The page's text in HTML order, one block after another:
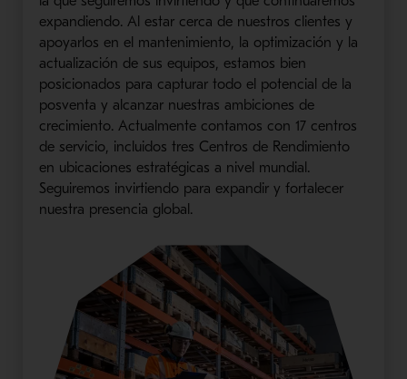
expandiendo. Al estar cerca de nuestros clientes y
apoyarlos en el mantenimiento, la optimización y la
actualización de sus equipos, estamos bien
posicionados para capturar todo el potencial de la
posventa y alcanzar nuestras ambiciones de
crecimiento. Actualmente contamos con 17 centros
de servicio, incluidos tres Centros de Rendimiento
en ubicaciones estratégicas a nivel mundial.
Seguiremos invirtiendo para expandir y fortalecer
nuestra presencia global.